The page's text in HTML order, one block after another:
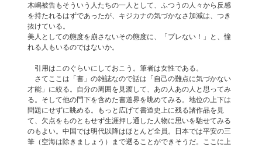
木嶋被告もそういう人たちの一人として、ふつうの人々から反感
を持たれるはずであったが、キジカナの気づかなさ加減は、つき
抜けている。
美人としての態度を崩さないその態度に、「プレない！」と、憧
れる人もいるのではないか。
引用はこのぐらいにしておこう。筆者は女性である。
さてここは「書」の雑誌なので話は「自己の難点に気づかない
才能」に絞る。自分の周囲を見渡して、あの人あの人と思ってみ
る。そして他の門下を含めた書道界を眺めてみる。地位の上下は
問題にせずに眺める。もっと広げて書道史上に残る諸作品を見
て、欠点をものともせず生涯押し通した人物に思いを馳せてみる
のもよい。中国では明代以降はほとんど全員。日本では平安の三
筆（空海は除きましょう）まで遡ることができそうだ。ここに上